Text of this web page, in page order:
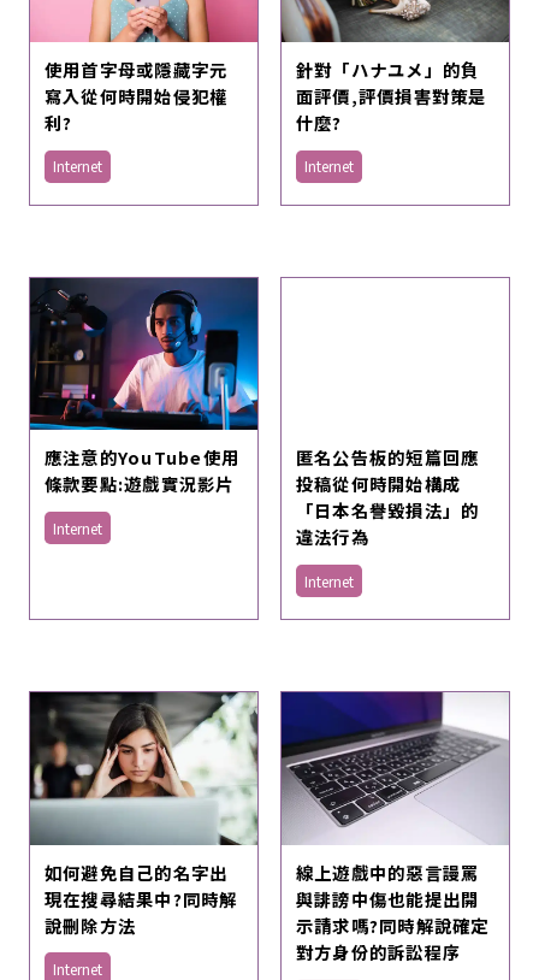
使用首字母或隱藏字元
寫入從何時開始侵犯權
利?
Internet
針對「ハナユメ」的負
面評價,評價損害對策是
什麼?
Internet
應注意的YouTube使用
條款要點:遊戲實況影片
Internet
匿名公告板的短篇回應
投稿從何時開始構成
「日本名譽毀損法」的
違法行為
Internet
如何避免自己的名字出
現在搜尋結果中?同時解
說刪除方法
Internet
線上遊戲中的惡言謾罵
與誹謗中傷也能提出開
示請求嗎?同時解說確定
對方身份的訴訟程序